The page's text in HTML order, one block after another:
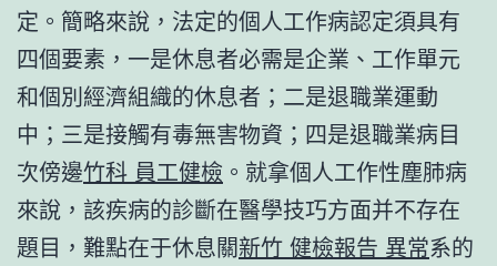
定。簡略來說，法定的個人工作病認定須具有
四個要素，一是休息者必需是企業、工作單元
和個別經濟組織的休息者；二是退職業運動
中；三是接觸有毒無害物資；四是退職業病目
次傍邊竹科 員工健檢 。就拿個人工作性塵肺病
來說，該疾病的診斷在醫學技巧方面并不存在
題目，難點在于休息關新竹 健檢報告 異常系的